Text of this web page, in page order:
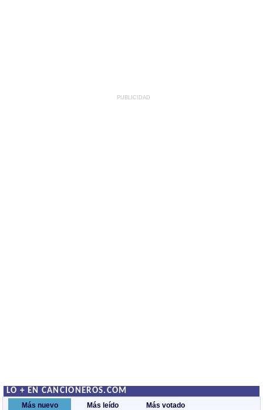
PUBLICIDAD
LO + EN CANCIONEROS.COM
Más nuevo Más leído Más votado